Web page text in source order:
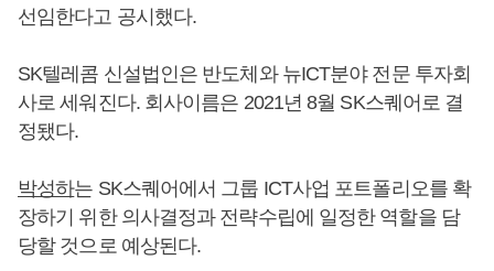
선임한다고 공시했다.
SK텔레콤 신설법인은 반도체와 뉴ICT분야 전문 투자회
사로 세워진다. 회사이름은 2021년 8월 SK스퀘어로 결
정됐다.
박성하는 SK스퀘어에서 그룹 ICT사업 포트폴리오를 확
장하기 위한 의사결정과 전략수립에 일정한 역할을 담
당할 것으로 예상된다.